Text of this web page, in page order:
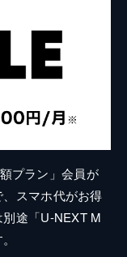
プラン」会員が
スマホ代がお得
途「U-NEXT M